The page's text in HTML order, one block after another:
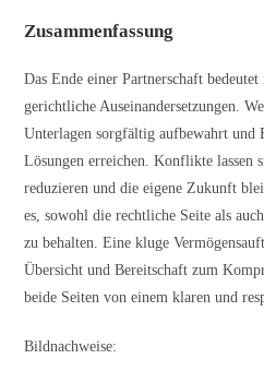
Zusammenfassung
Das Ende einer Partnerschaft
gerichtliche Auseinandersetzungen.
Unterlagen sorgfältig aufbewahrt und
Lösungen erreichen. Konflikte lassen
reduzieren und die eigene Zukunft
es, sowohl die rechtliche Seite als
zu behalten. Eine kluge
Übersicht und Bereitschaft zum
beide Seiten von einem klaren und
Bildnachweise: